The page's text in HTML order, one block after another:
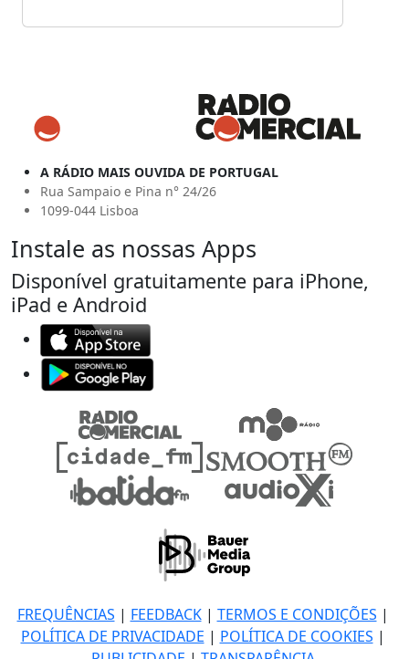
A RÁDIO MAIS OUVIDA DE PORTUGAL
Rua Sampaio e Pina n° 24/26
1099-044 Lisboa
Instale as nossas Apps
Disponível gratuitamente para iPhone,
iPad e Android
FREQUÊNCIAS | FEEDBACK| TERMOS E CONDIÇÕES |
POLÍTICA DE PRIVACIDADE | POLÍTICA DE COOKIES |